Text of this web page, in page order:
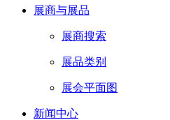
展商与展品
展商搜索
展品类别
展会平面图
新闻中心